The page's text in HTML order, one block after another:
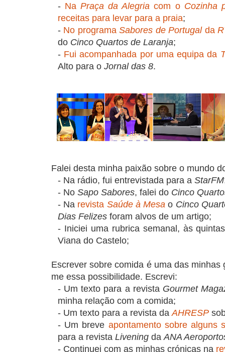
- NaPraça da Alegria com o Cozinha
receitas para levar para a praia;
- No programaSabores de Portugalda
do Cinco Quartos de Laranja;
- Fui acompanhada por uma equipa da
Alto para o Jornal das 8.
Falei desta minha paixão sobre o mundo
- Na rádio, fui entrevistada para a StarFM
- No Sapo Sabores, falei do Cinco
- Na revista Saúde à Mesa o Cinco
Dias Felizes foram alvos de um artigo;
- Iniciei uma rubrica semanal, às
Viana do Castelo;
Escrever sobre comida é uma das
me essa possibilidade. Escrevi:
- Um texto para a revista Gourmet
minha relação com a comida;
- Um texto para a revista da AHRESP
- Um breve apontamento sobre alguns
para a revista Livening da ANA
- Continuei com as minhas crónicas na